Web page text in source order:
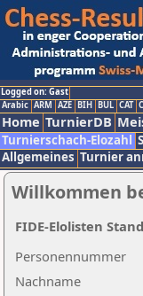
Logged on: Gast
Arabic ARM AZE BIH BUL CAT
Home TurnierDB
Turnierschach-Elozahl
Allgemeines Turnier
Willkommen
Nachname
Personennummer
FIDE-Elolisten Stand